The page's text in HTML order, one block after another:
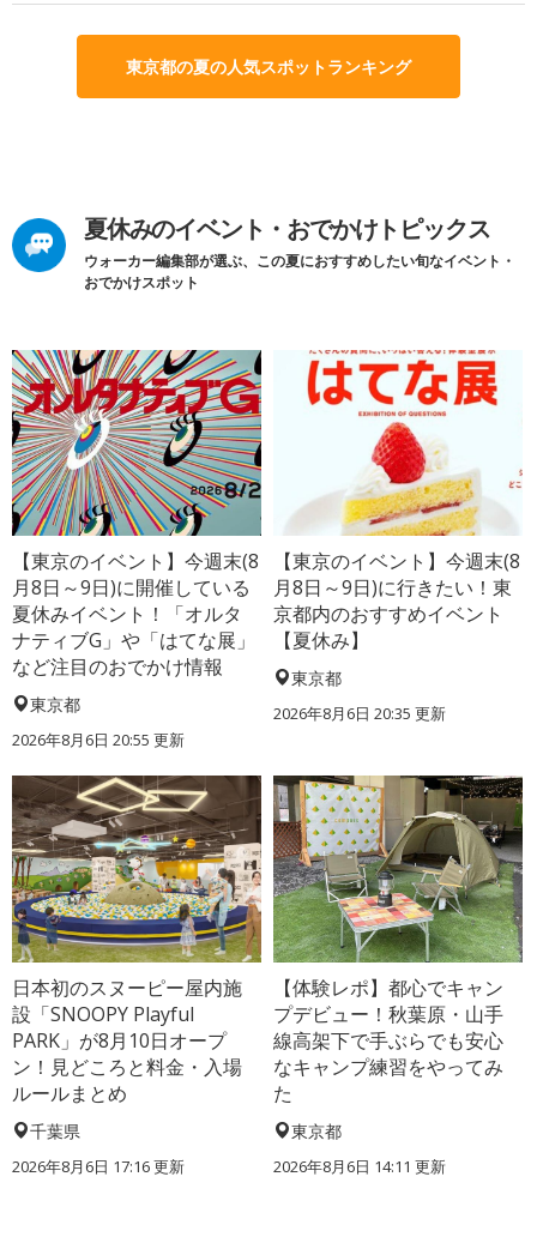
東京都の夏の人気スポットランキング
夏休みのイベント・おでかけトピックス
ウォーカー編集部が選ぶ、この夏におすすめしたい旬なイベント・
おでかけスポット
【東京のイベント】今週末(8
月8日～9日)に開催している
夏休みイベント！「オルタ
ナティブG」や「はてな展」
など注目のおでかけ情報
東京都
2026年8月6日 20:55 更新
【東京のイベント】今週末(8
月8日～9日)に行きたい！東
京都内のおすすめイベント
【夏休み】
東京都
2026年8月6日 20:35 更新
日本初のスヌーピー屋内施
設「SNOOPY Playful
PARK」が8月10日オープ
ン！見どころと料金・入場
ルールまとめ
千葉県
2026年8月6日 17:16更新
【体験レポ】都心でキャン
プデビュー！秋葉原・山手
線高架下で手ぶらでも安心
なキャンプ練習をやってみ
た
東京都
2026年8月6日 14:11 更新